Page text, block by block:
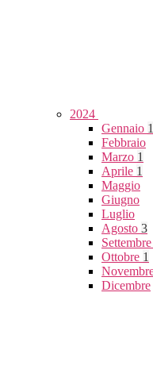
2024
Gennaio 1
Febbraio
Marzo 1
Aprile 1
Maggio
Giugno
Luglio
Agosto 3
Settembre
Ottobre 1
Dicembre